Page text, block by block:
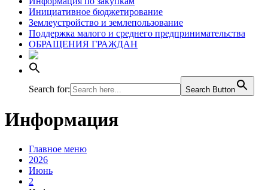
Инициативное бюджетирование
Землеустройство и землепользование
Поддержка малого и среднего предпринимательства
ОБРАЩЕНИЯ ГРАЖДАН
Search for: Search Button
Информация
Главное меню
2026
Июнь
2